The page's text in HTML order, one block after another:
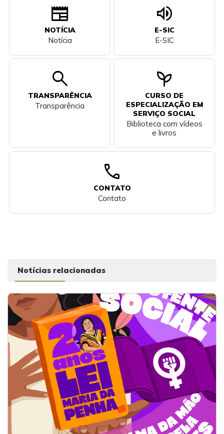
newspaper
NOTÍCIA
Notícia
volume_up
E-SIC
E-SIC
search
TRANSPARÊNCIA
Transparência
psychiatry
CURSO DE
ESPECIALIZAÇÃO EM
SERVIÇO SOCIAL
Biblioteca com vídeos
e livros
call
CONTATO
Contato
Notícias relacionadas